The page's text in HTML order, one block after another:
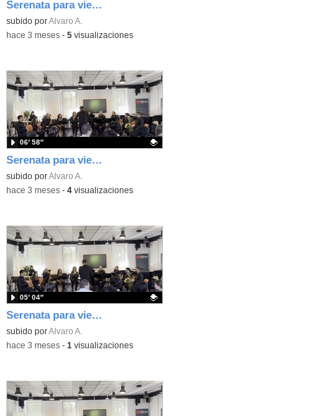
Serenata para vientos op.44. IV movimiento (A.Dvorak)
Contenido educativo.
subido porAlvaro A.
-hace 3 meses- 5visualizaciones
Serenata para vientos op.44. II movimiento (A.Dvorak)
Contenido educativo.
subido porAlvaro A.
06′ 58″
-hace 3 meses- 4visualizaciones
Serenata para vientos op.44. I Mov (A.Dvorak)
Contenido educativo.
subido porAlvaro A.
05′ 04″
-hace 3 meses- 1 visualizaciones